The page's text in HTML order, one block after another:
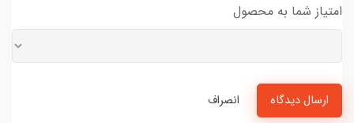
امتیاز شما به محصول
ارسال دیدگاه انصراف